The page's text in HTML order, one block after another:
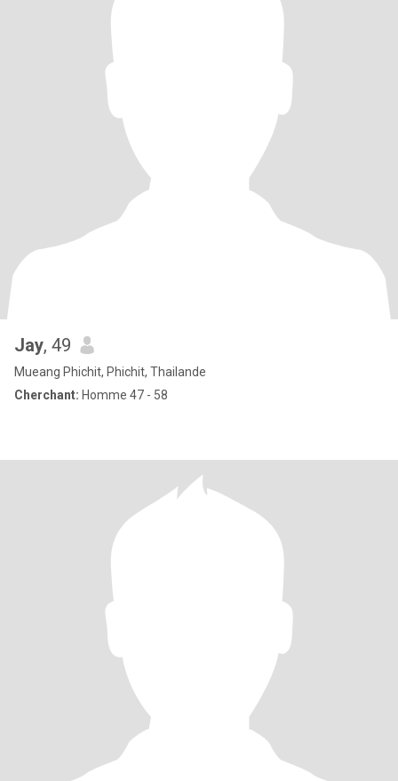
Jay, 49
Mueang Phichit, Phichit, Thailande
Cherchant: Homme 47 - 58